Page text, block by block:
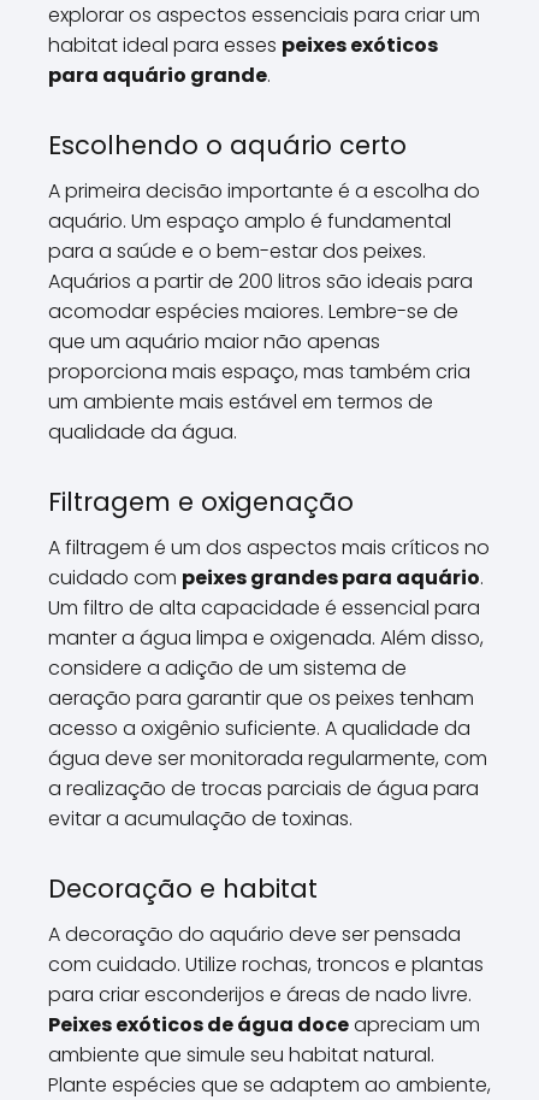
explorar os aspectos essenciais para criar um
habitat ideal para esses peixes exóticos
para aquário grande.
Escolhendo o aquário certo
A primeira decisão importante é a escolha do
aquário. Um espaço amplo é fundamental
para a saúde e o bem-estar dos peixes.
Aquários a partir de 200 litros são ideais para
acomodar espécies maiores. Lembre-se de
que um aquário maior não apenas
proporciona mais espaço, mas também cria
um ambiente mais estável em termos de
qualidade da água.
Filtragem e oxigenação
A filtragem é um dos aspectos mais críticos no
cuidado com peixes grandes para aquário.
Um filtro de alta capacidade é essencial para
manter a água limpa e oxigenada. Além disso,
considere a adição de um sistema de
aeração para garantir que os peixes tenham
acesso a oxigênio suficiente. A qualidade da
água deve ser monitorada regularmente, com
a realização de trocas parciais de água para
evitar a acumulação de toxinas.
Decoração e habitat
A decoração do aquário deve ser pensada
com cuidado. Utilize rochas, troncos e plantas
para criar esconderijos e áreas de nado livre.
Peixes exóticos de água doceapreciam um
ambiente que simule seu habitat natural.
Plante espécies que se adaptem ao ambiente,